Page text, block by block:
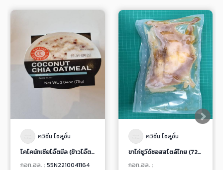
ควิซีน โซลูชั่น
โคโคนัทเชียโอ๊ตมีล (ข้าวโอ๊ตผสมเมล็ดเจียในน้ำกะทิ)
กอท.ฮล. : 55N2210041164
ควิซีน โซลูชั่น
ขาไก่ซูวีด์ซอสสไตล์ไทย (7205)
กอท.ฮล. :